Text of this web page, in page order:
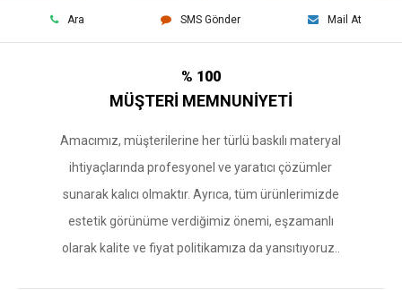
Ara SMS Gönder Mail At
% 100
MÜŞTERİ MEMNUNİYETİ
Amacımız, müşterilerine her türlü baskılı materyal
ihtiyaçlarında profesyonel ve yaratıcı çözümler
sunarak kalıcı olmaktır. Ayrıca, tüm ürünlerimizde
estetik görünüme verdiğimiz önemi, eşzamanlı
olarak kalite ve fiyat politikamıza da yansıtıyoruz..